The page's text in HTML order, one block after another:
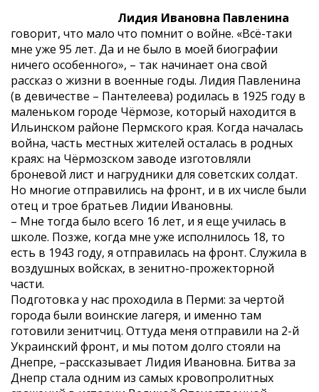
Лидия Ивановна Павленина
говорит, что мало что помнит о войне. «Всё-таки
мне уже 95 лет. Да и не было в моей биографии
ничего особенного», – так начинает она свой
рассказ о жизни в военные годы. Лидия Павленина
(в девичестве – Пантелеева) родилась в 1925 году в
маленьком городе Чёрмозе, который находится в
Ильинском районе Пермского края. Когда началась
война, часть местных жителей осталась в родных
краях: на Чёрмозском заводе изготовляли
броневой лист и нагрудники для советских солдат.
Но многие отправились на фронт, и в их числе были
отец и трое братьев Лидии Ивановны.
– Мне тогда было всего 16 лет, и я еще училась в
школе. Позже, когда мне уже исполнилось 18, то
есть в 1943 году, я отправилась на фронт. Служила в
воздушных войсках, в зенитно-прожекторной
части.
Подготовка у нас проходила в Перми: за чертой
города были воинские лагеря, и именно там
готовили зенитчиц. Оттуда меня отправили на 2-й
Украинский фронт, и мы потом долго стояли на
Днепре, –рассказывает Лидия Ивановна. Битва за
Днепр стала одним из самых кровопролитных